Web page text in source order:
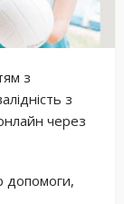
з
з
через
допомоги,